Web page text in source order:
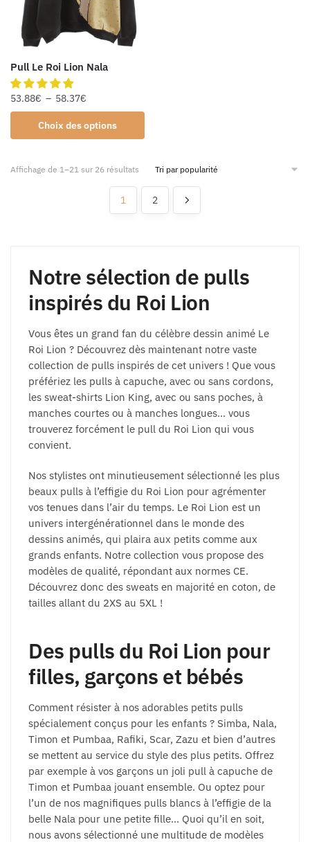
Pull Le Roi Lion Nala
53.88€ – 58.37€
Choix des options
Affichage de 1–21 sur 26 résultats
1 2
Notre sélection de pulls
inspirés du Roi Lion
Vous êtes un grand fan du célèbre dessin animé Le
Roi Lion ? Découvrez dès maintenant notre vaste
collection de pulls inspirés de cet univers ! Que vous
préfériez les pulls à capuche, avec ou sans cordons,
les sweat-shirts Lion King, avec ou sans poches, à
manches courtes ou à manches longues… vous
trouverez forcément le pull du Roi Lion qui vous
convient.
Nos stylistes ont minutieusement sélectionné les plus
beaux pulls à l’effigie du Roi Lion pour agrémenter
vos tenues dans l’air du temps. Le Roi Lion est un
univers intergénérationnel dans le monde des
dessins animés, qui plaira aux petits comme aux
grands enfants. Notre collection vous propose des
modèles de qualité, répondant aux normes CE.
Découvrez donc des sweats en majorité en coton, de
tailles allant du 2XS au 5XL !
Des pulls du Roi Lion pour
filles, garçons et bébés
Comment résister à nos adorables petits pulls
spécialement conçus pour les enfants ? Simba, Nala,
Timon et Pumbaa, Rafiki, Scar, Zazu et bien d’autres
se mettent au service du style des plus petits. Offrez
par exemple à vos garçons un joli pull à capuche de
Timon et Pumbaa jouant ensemble. Ou optez pour
l’un de nos magnifiques pulls blancs à l’effigie de la
belle Nala pour une petite fille… Quoi qu’il en soit,
nous avons sélectionné une multitude de modèles